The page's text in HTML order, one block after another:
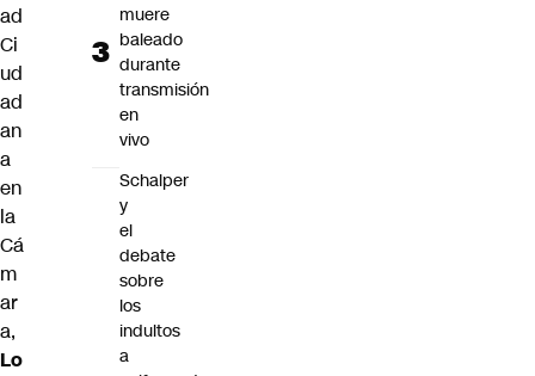
ad
Ci
ud
ad
an
a
en
la
Cá
m
ar
a,
Lo
muere
baleado
durante
transmisión
en
vivo
Schalper
y
el
debate
sobre
los
indultos
a